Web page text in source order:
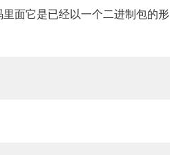
面它是已经以一个二进制包的形